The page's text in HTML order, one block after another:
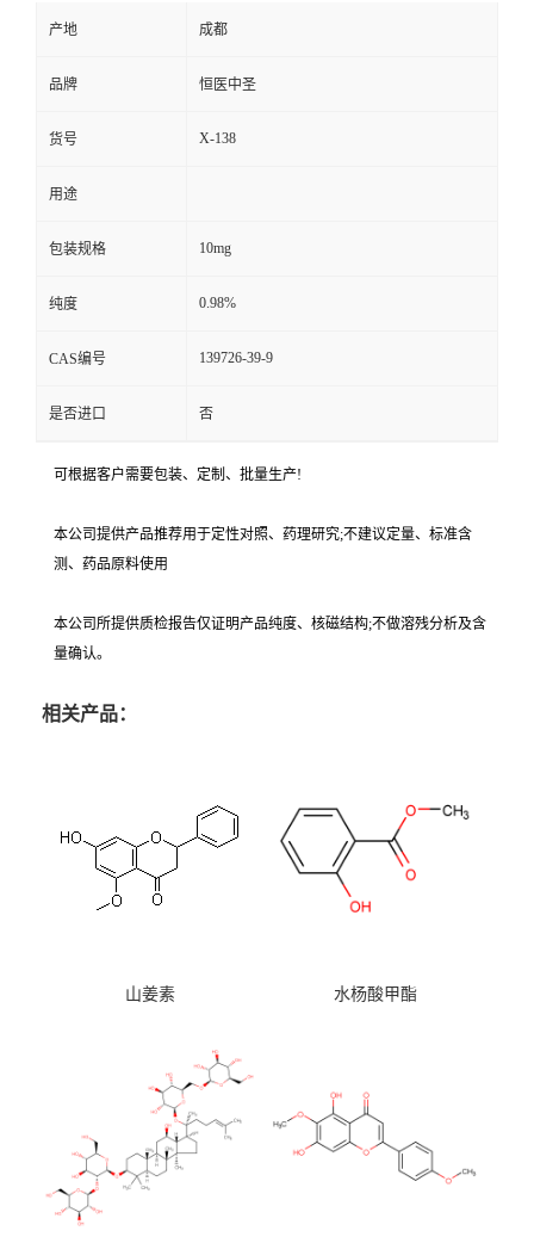
式
产地 成都
品牌 恒医中圣
货号 X-138
用途
包装规格 10mg
纯度 0.98%
CAS编号 139726-39-9
是否进口 否
可根据客户需要包装、定制、批量生产!
本公司提供产品推荐用于定性对照、药理研究;不建议定量、标准含
测、药品原料使用
本公司所提供质检报告仅证明产品纯度、核磁结构;不做溶残分析及含
量确认。
相关产品：
山姜素 水杨酸甲酯